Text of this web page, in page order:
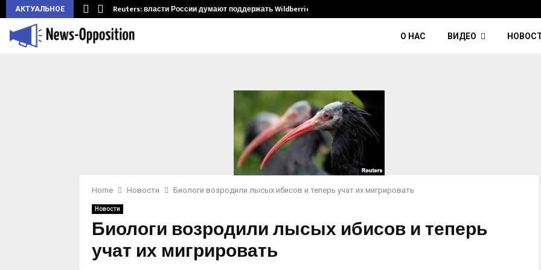
АКТУАЛЬНОЕ Reuters: власти России думают поддержать Wildberries и его…
О НАС ВИДЕО
Home Новости Биологи возродили лысых ибисов и теперь учат их мигрировать
Новости
Биологи возродили лысых ибисов и теперь
учат их мигрировать